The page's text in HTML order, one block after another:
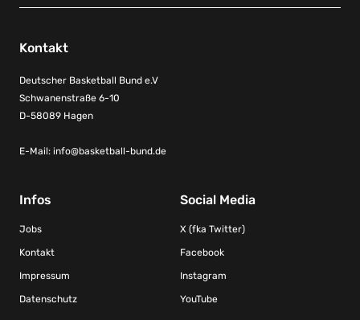
Kontakt
Deutscher Basketball Bund e.V
Schwanenstraße 6-10
D-58089 Hagen
E-Mail: info@basketball-bund.de
Infos
Jobs
Kontakt
Impressum
Datenschutz
Social Media
X (fka Twitter)
Facebook
Instagram
YouTube